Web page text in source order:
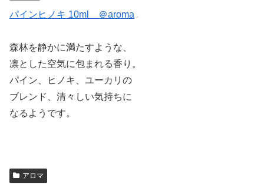
パインヒノキ 10ml ＠aroma
森林を静かに満たすような、
凛とした空気に包まれる香り。
パイン、ヒノキ、ユーカリの
ブレンド、清々しい気持ちに
なるようです。
アロマ